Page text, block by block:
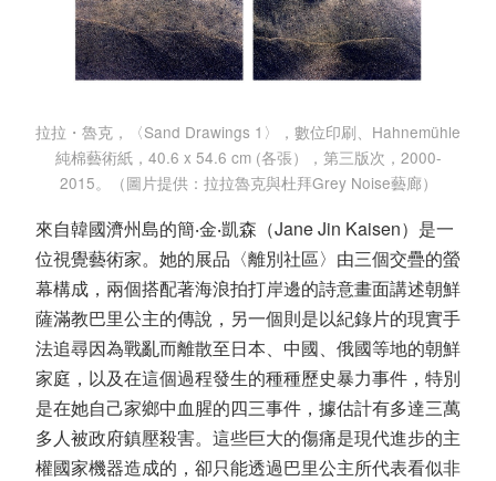
拉拉・魯克，〈Sand Drawings 1〉，數位印刷、Hahnemühle
純棉藝術紙，40.6 x 54.6 cm (各張），第三版次，2000-
2015。（圖片提供：拉拉魯克與杜拜Grey Noise藝廊）
來自韓國濟州島的簡‧金‧凱森（Jane Jin Kaisen）是一
位視覺藝術家。她的展品〈離別社區〉由三個交疊的螢
幕構成，兩個搭配著海浪拍打岸邊的詩意畫面講述朝鮮
薩滿教巴里公主的傳說，另一個則是以紀錄片的現實手
法追尋因為戰亂而離散至日本、中國、俄國等地的朝鮮
家庭，以及在這個過程發生的種種歷史暴力事件，特別
是在她自己家鄉中血腥的四三事件，據估計有多達三萬
多人被政府鎮壓殺害。這些巨大的傷痛是現代進步的主
權國家機器造成的，卻只能透過巴里公主所代表看似非